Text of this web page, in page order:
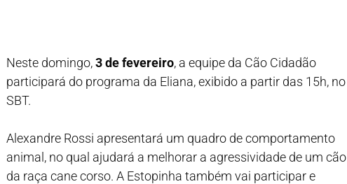
Neste domingo,3 de fevereiro, a equipe da Cão Cidadão
participará do programa da Eliana, exibido a partir das 15h, no
SBT.
Alexandre Rossi apresentará um quadro de comportamento
animal, no qual ajudará a melhorar a agressividade de um cão
da raça cane corso. A Estopinha também vai participar e